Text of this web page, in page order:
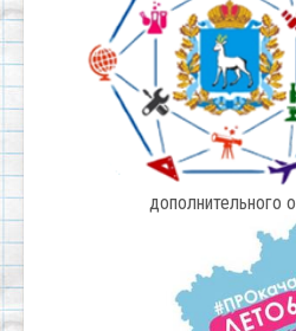
дополнительного